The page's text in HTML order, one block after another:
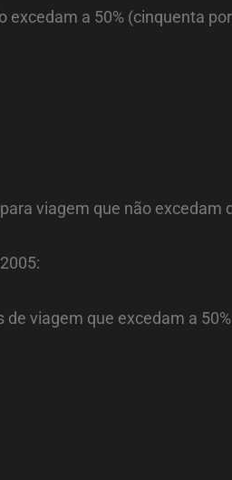
a 50% (cinquenta
viagem que não excedam
viagem que excedam a